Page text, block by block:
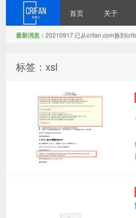
首页 关于
最新消息： 20210917 已从crifan.com换到
标签：xsl